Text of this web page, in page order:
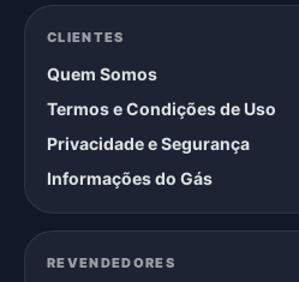
CLIENTES
Quem Somos
Termos e Condições de Uso
Privacidade e Segurança
Informações do Gás
REVENDEDORES